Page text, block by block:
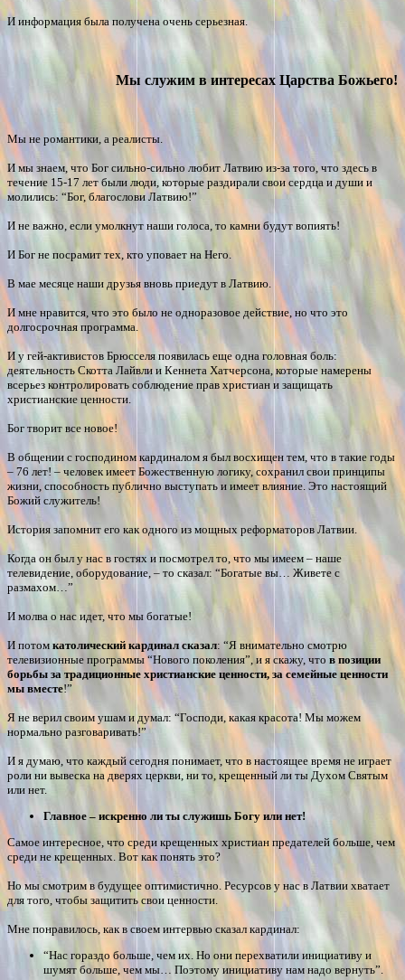
И информация была получена очень серьезная.
Мы служим в интересах Царства Божьего!
Мы не романтики, а реалисты.
И мы знаем, что Бог сильно-сильно любит Латвию из-за того, что здесь в
течение 15-17 лет были люди, которые раздирали свои сердца и души и
молились: “Бог, благослови Латвию!”
И не важно, если умолкнут наши голоса, то камни будут вопиять!
И Бог не посрамит тех, кто уповает на Него.
В мае месяце наши друзья вновь приедут в Латвию.
И мне нравится, что это было не одноразовое действие, но что это
долгосрочная программа.
И у гей-активистов Брюсселя появилась еще одна головная боль:
деятельность Скотта Лайвли и Кеннета Хатчерсона, которые намерены
всерьез контролировать соблюдение прав христиан и защищать
христианские ценности.
Бог творит все новое!
В общении с господином кардиналом я был восхищен тем, что в такие годы
– 76 лет! – человек имеет Божественную логику, сохранил свои принципы
жизни, способность публично выступать и имеет влияние. Это настоящий
Божий служитель!
История запомнит его как одного из мощных реформаторов Латвии.
Когда он был у нас в гостях и посмотрел то, что мы имеем – наше
телевидение, оборудование, – то сказал: “Богатые вы… Живете с
размахом…”
И молва о нас идет, что мы богатые!
И потом католический кардинал сказал: “Я внимательно смотрю
телевизионные программы “Нового поколения”, и я скажу, что в позиции
борьбы за традиционные христианские ценности, за семейные ценности
мы вместе!”
Я не верил своим ушам и думал: “Господи, какая красота! Мы можем
нормально разговаривать!”
И я думаю, что каждый сегодня понимает, что в настоящее время не играет
роли ни вывеска на дверях церкви, ни то, крещенный ли ты Духом Святым
или нет.
Главное – искренно ли ты служишь Богу или нет!
Самое интересное, что среди крещенных христиан предателей больше, чем
среди не крещенных. Вот как понять это?
Но мы смотрим в будущее оптимистично. Ресурсов у нас в Латвии хватает
для того, чтобы защитить свои ценности.
Мне понравилось, как в своем интервью сказал кардинал:
“Нас гораздо больше, чем их. Но они перехватили инициативу и
шумят больше, чем мы… Поэтому инициативу нам надо вернуть”.